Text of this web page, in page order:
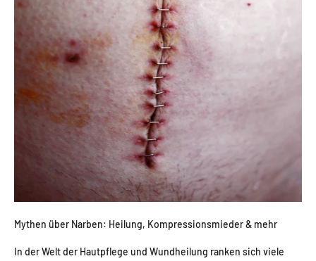
Mythen über Narben: Heilung, Kompressionsmieder & mehr
In der Welt der Hautpflege und Wundheilung ranken sich viele